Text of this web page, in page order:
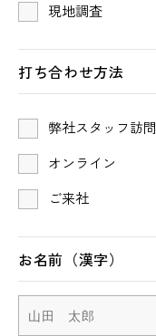
現地調査
打ち合わせ方法
弊社スタッフ訪問
オンライン
ご来社
お名前（漢字）